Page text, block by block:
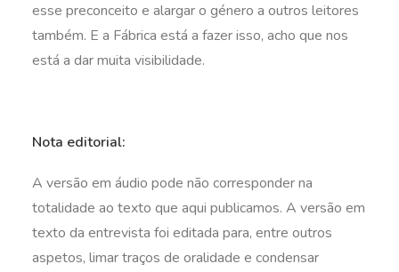
esse preconceito e alargar o género a outros leitores
também. E a Fábrica está a fazer isso, acho que nos
está a dar muita visibilidade.
Nota editorial:
A versão em áudio pode não corresponder na
totalidade ao texto que aqui publicamos. A versão em
texto da entrevista foi editada para, entre outros
aspetos, limar traços de oralidade e condensar